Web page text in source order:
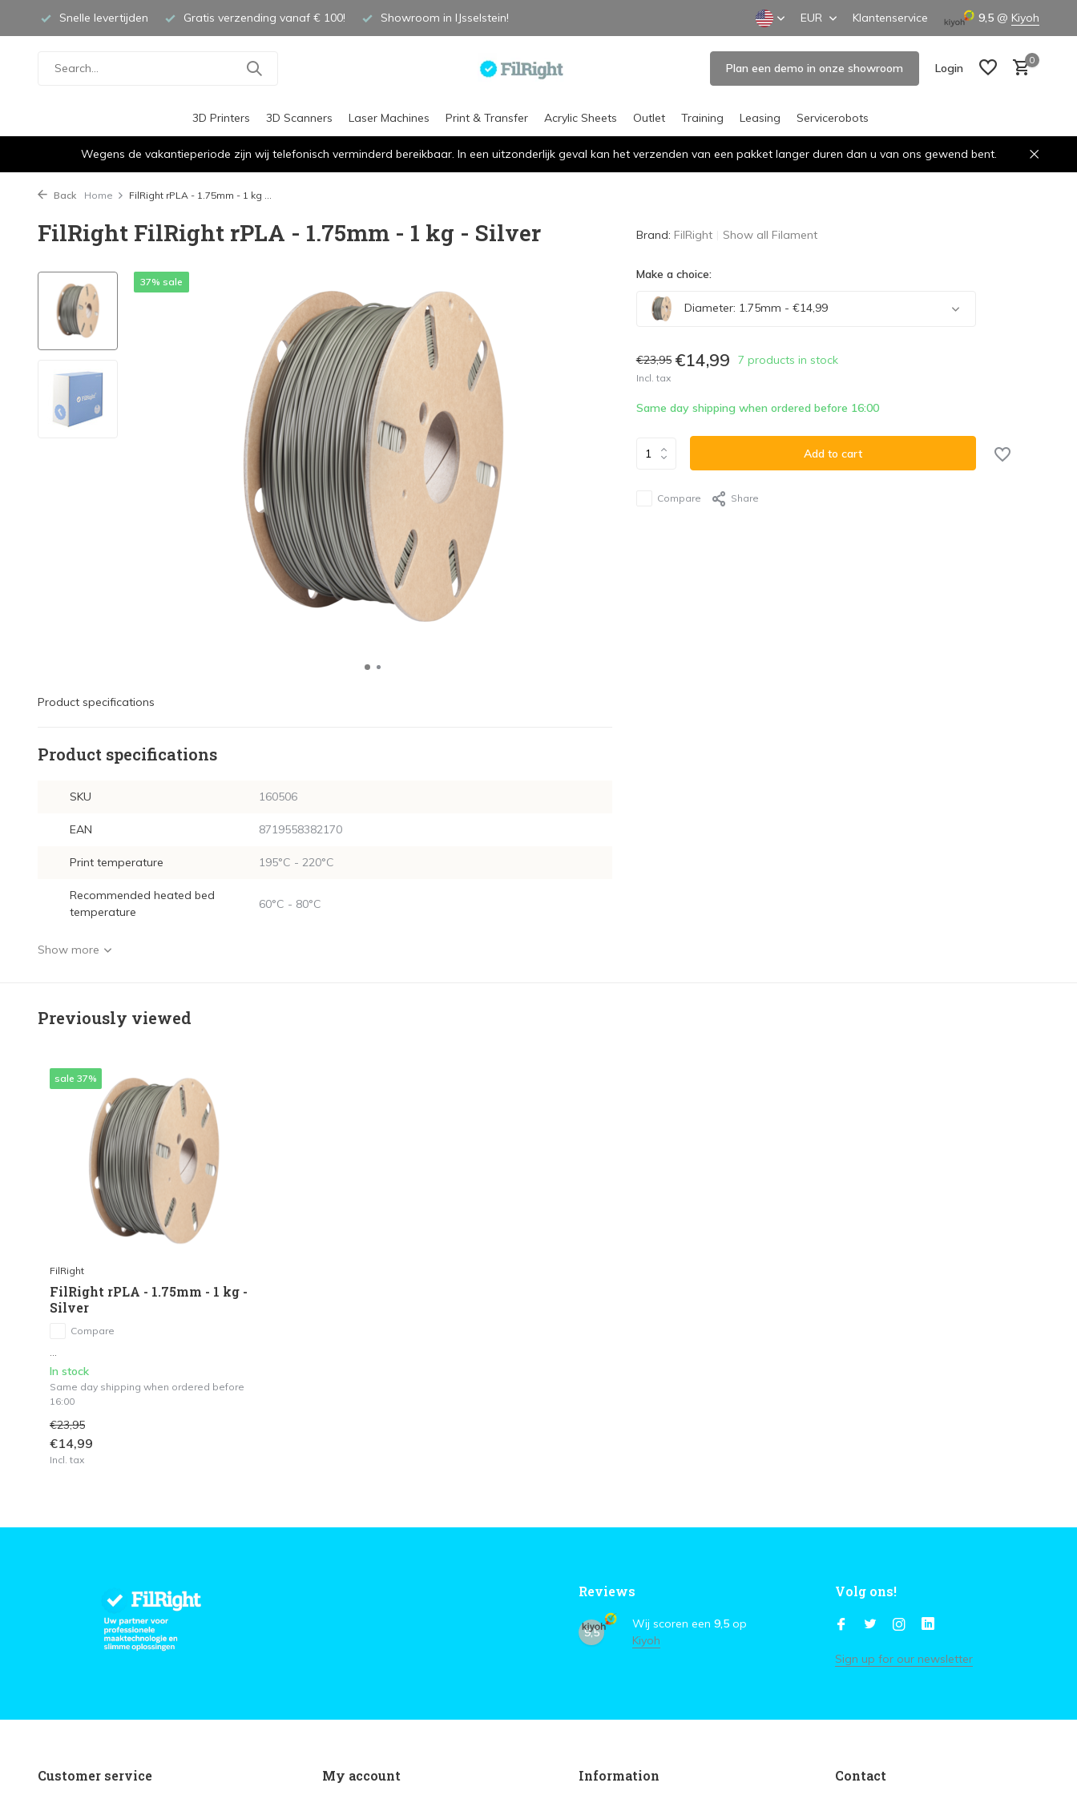
Snelle levertijden Gratis verzending vanaf € 100! Showroom in IJsselstein! EUR Klantenservice 9,5 @ Kiyoh
Plan een demo in onze showroom Login
0
3D Printers 3D Scanners Laser Machines Print & Transfer Acrylic Sheets Outlet Training Leasing Servicerobots
Wegens de vakantieperiode zijn wij telefonisch verminderd bereikbaar. In een uitzonderlijk geval kan het verzenden van een pakket langer duren dan u van ons gewend bent.
Back Home FilRight rPLA - 1.75mm - 1 kg ...
FilRight FilRight rPLA - 1.75mm - 1 kg - Silver
37% sale
Product specifications
Product specifications
SKU 160506
EAN 8719558382170
Print temperature 195°C - 220°C
Recommended heated bed
temperature
60°C - 80°C
Show more
Brand: FilRight Show all Filament
Make a choice:
Diameter: 1.75mm - €14,99
€23,95 €14,99 7 products in stock
Incl. tax
Same day shipping when ordered before 16:00
Add to cart
Compare Share
Previously viewed
sale 37%
FilRight
FilRight rPLA - 1.75mm - 1 kg -
Silver
Compare
In stock
Same day shipping when ordered before
16:00
€23,95
€14,99
Incl. tax
Reviews
9,5
Wij scoren een 9,5 op
Kiyoh
Volg ons!
Sign up for our newsletter
Customer service My account Information Contact